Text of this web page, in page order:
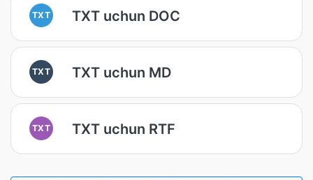
TXT TXT uchun DOC
TXT TXT uchun MD
TXT TXT uchun RTF